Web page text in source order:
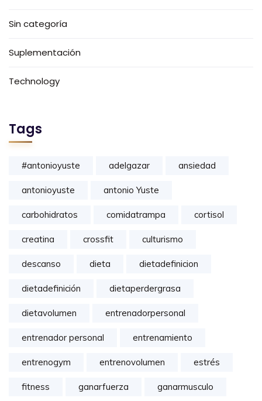
Sin categoría
Suplementación
Technology
Tags
#antonioyuste adelgazar ansiedad
antonioyuste antonio Yuste
carbohidratos comidatrampa cortisol
creatina crossfit culturismo
descanso dieta dietadefinicion
dietadefinición dietaperdergrasa
dietavolumen entrenadorpersonal
entrenador personal entrenamiento
entrenogym entrenovolumen estrés
fitness ganarfuerza ganarmusculo